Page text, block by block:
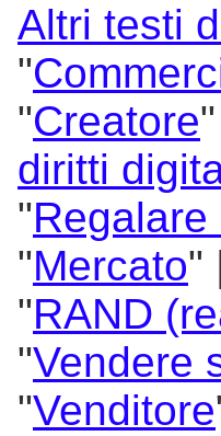
Altri testi
"
"Creatore
diritti
"
"Mercato"
"RAND
"Vendere
"Venditore